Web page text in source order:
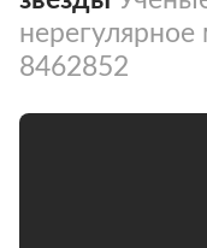
8462852